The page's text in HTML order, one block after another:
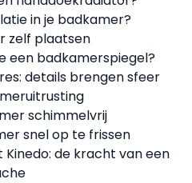
in je badkamer?
zelf plaatsen
een badkamerspiegel?
details brengen sfeer
schimmelvrij
snel op te frissen
de kracht van een